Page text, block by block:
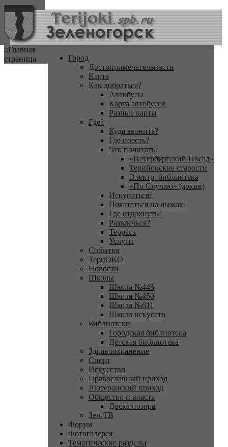
::Главная
страница
Город
Достопримечательности
Карта
Как добраться?
Автобусы
Карта автобусов
Разные карты
Где?
Куда звонить?
Где поесть?
Что почитать?
«Петербургский Посад»
Терийокские старости
Электр. библиотека
«По Случаю» (архив)
Искупаться?
Покататься на лыжах?
Где отдохнуть?
Развлечься?
Терраса
Услуги
События
ТериОКО
Новости
Школы
Школа №445
Школа №450
Школа №611
Школа искусств
Библиотеки
Городская библиотека
Детская библиотека
Здравоохранение
Спорт
Искусство
Православный приход
Лютеранский приход
Общество и власть
Доска позора
Зел-ТВ
Форум
Фотогалерея
Тематические разделы